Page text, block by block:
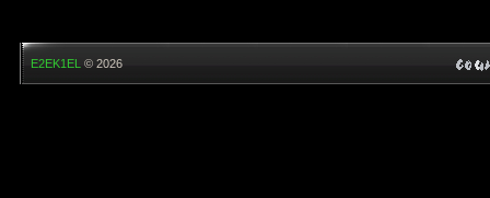
E2EK1EL © 2026